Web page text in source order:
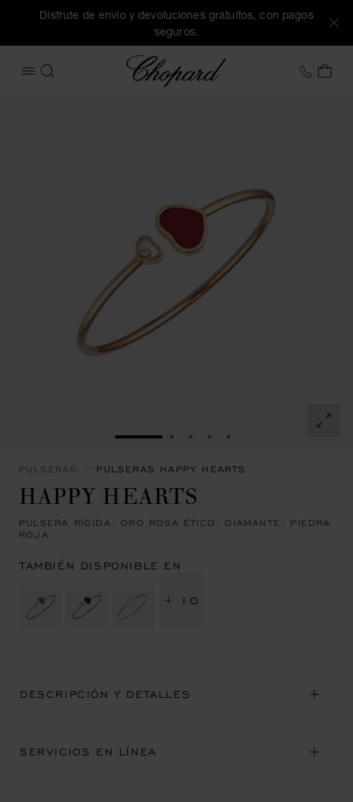
Disfrute de envío y devoluciones gratuitos, con pagos
seguros.
ABRIR MENÚ
BUSCAR
Chopard +34
MI
IR A LA DIAPOSITIVA 1
IR A LA DIAPOSITIVA 2
IR A LA DIAPOSITIVA 3
IR A LA DIAPOSITIVA
IR A LA
PULSERAS PULSERAS HAPPY HEARTS
HAPPY HEARTS
PULSERA RÍGIDA, ORO ROSA ÉTICO, DIAMANTE, PIEDRA
ROJA
TAMBIÉN DISPONIBLE EN
+ 10
DESCRIPCIÓN Y DETALLES
SERVICIOS EN LÍNEA